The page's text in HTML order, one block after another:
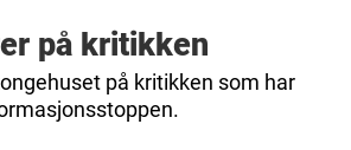
på kritikken
på kritikken som har